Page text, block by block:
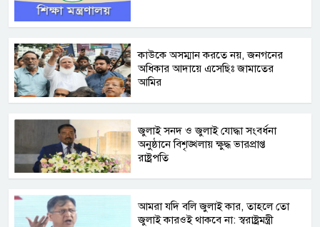
কাউকে অসম্মান করতে নয়, জনগনের
অধিকার আদায়ে এসেছিঃ জামাতের
আমির
জুলাই সনদ ও জুলাই যোদ্ধা সংবর্ধনা
অনুষ্ঠানে বিশৃঙ্খলায় ক্ষুদ্ধ ভারপ্রাপ্ত
রাষ্ট্রপতি
আমরা যদি বলি জুলাই কার, তাহলে তো
জুলাই কারওই থাকবে না: স্বরাষ্ট্রমন্ত্রী